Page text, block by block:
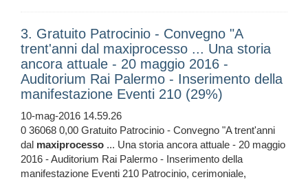
3. Gratuito Patrocinio - Convegno "A
trent'anni dal maxiprocesso ... Una storia
ancora attuale - 20 maggio 2016 -
Auditorium Rai Palermo - Inserimento della
manifestazione Eventi 210 (29%)
10-mag-2016 14.59.26
0 36068 0,00 Gratuito Patrocinio - Convegno "A trent'anni
dal maxiprocesso ... Una storia ancora attuale - 20 maggio
2016 - Auditorium Rai Palermo - Inserimento della
manifestazione Eventi 210 Patrocinio, cerimoniale,